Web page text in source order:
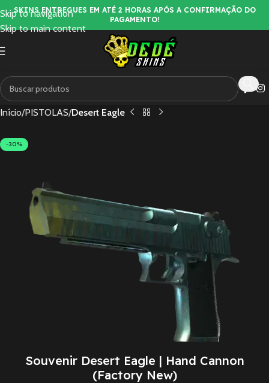
Skip to navigation
Skip to main content
SKINS ENTREGUES EM ATÉ 2 HORAS APÓS A CONFIRMAÇÃO DO
PAGAMENTO!
Início PISTOLAS Desert Eagle
-30%
Souvenir Desert Eagle | Hand Cannon
(Factory New)